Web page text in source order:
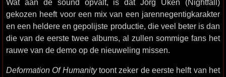
Wat aan de sound opvalt, is dat Jörg Uken (Nightfall)
gekozen heeft voor een mix van een jarennegentigkarakter
en een heldere en gepolijste productie, die veel beter is dan
die van de eerste twee albums, al zullen sommige fans het
rauwe van de demo op de nieuweling missen.
Deformation Of Humanitytoont zeker de eerste helft van het